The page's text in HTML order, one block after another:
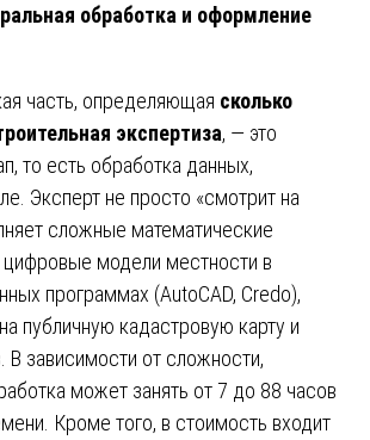
обработка и оформление
часть, определяющая сколько
экспертиза, — это
то есть обработка данных,
Эксперт не просто «смотрит на
сложные математические
цифровые модели местности в
программах (AutoCAD, Credo),
публичную кадастровую карту и
В зависимости от сложности,
может занять от 7 до 88 часов
Кроме того, в стоимость входит